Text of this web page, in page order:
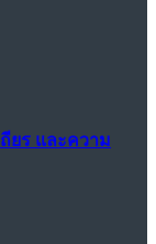
ถียร และความ